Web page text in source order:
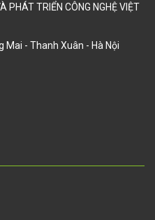
PHÁT TRIỂN CÔNG NGHỆ VIỆT
Mai - Thanh Xuân - Hà Nội